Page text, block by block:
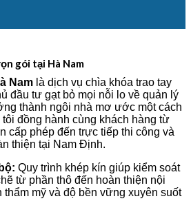
gói tại Hà Nam
Nam là dịch vụ chìa khóa trao tay
đầu tư gạt bỏ mọi nỗi lo về quản lý
thành ngôi nhà mơ ước một cách
đồng hành cùng khách hàng từ
cấp phép đến trực tiếp thi công và
thiện tại Nam Định.
Quy trình khép kín giúp kiểm soát
từ phần thô đến hoàn thiện nội
thẩm mỹ và độ bền vững xuyên suốt